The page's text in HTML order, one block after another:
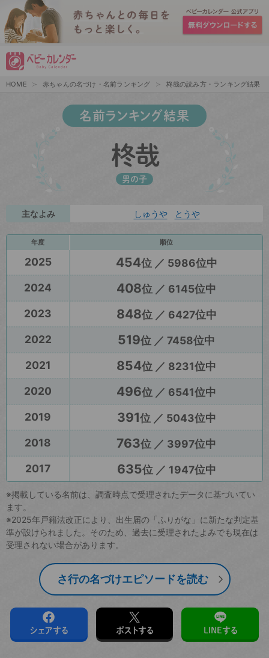
HOME 赤ちゃんの名づけ・名前ランキング 柊哉の読み方・ランキング結果
名前ランキング結果
柊哉
男の子
主なよみ しゅうや とうや
年度 順位
2025 454位 ／ 5986位中
2024
408位 ／ 6145位中
2023
848位 ／ 6427位中
2022
519位 ／ 7458位中
2021
854位 ／ 8231位中
2020
496位 ／ 6541位中
2019
391位 ／ 5043位中
2018
763位 ／ 3997位中
2017
635位 ／ 1947位中
※掲載している名前は、調査時点で受理されたデータに基づいてい
ます。
※2025年戸籍法改正により、出生届の「ふりがな」に新たな判定基
準が設けられました。そのため、過去に受理されたよみでも現在は
受理されない場合があります。
さ行の名づけエピソードを読む
シェアする ポストする LINEする